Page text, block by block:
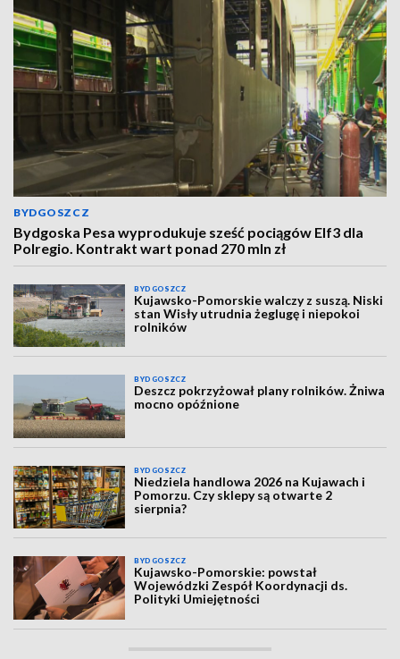
BYDGOSZCZ
Bydgoska Pesa wyprodukuje sześć pociągów Elf3 dla
Polregio. Kontrakt wart ponad 270 mln zł
BYDGOSZCZ
Kujawsko-Pomorskie walczy z suszą. Niski
stan Wisły utrudnia żeglugę i niepokoi
rolników
BYDGOSZCZ
Deszcz pokrzyżował plany rolników. Żniwa
mocno opóźnione
BYDGOSZCZ
Niedziela handlowa 2026 na Kujawach i
Pomorzu. Czy sklepy są otwarte 2
sierpnia?
BYDGOSZCZ
Kujawsko-Pomorskie: powstał
Wojewódzki Zespół Koordynacji ds.
Polityki Umiejętności